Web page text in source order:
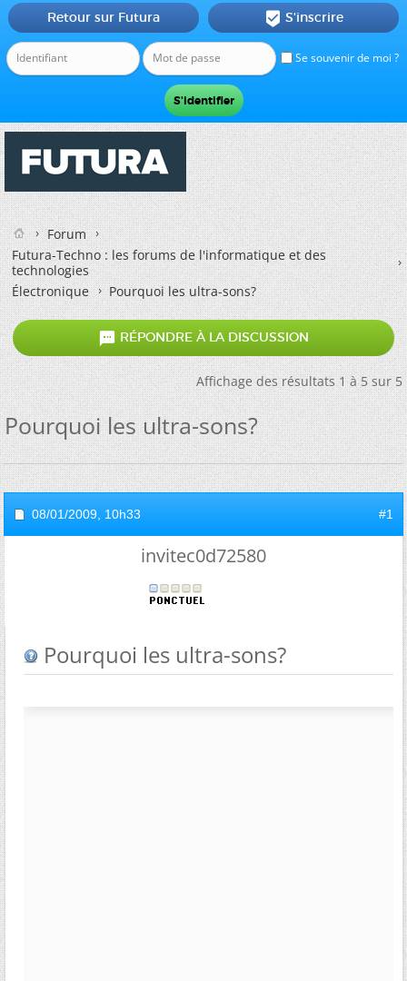
Se souvenir de moi ?
Retour sur Futura  S'inscrire
Forum
Futura-Techno : les forums de l'informatique et des
technologies
Électronique
Pourquoi les ultra-sons?
 RÉPONDRE À LA DISCUSSION
Affichage des résultats 1 à 5 sur 5
Pourquoi les ultra-sons?
08/01/2009, 10h33 #1
invitec0d72580
Pourquoi les ultra-sons?